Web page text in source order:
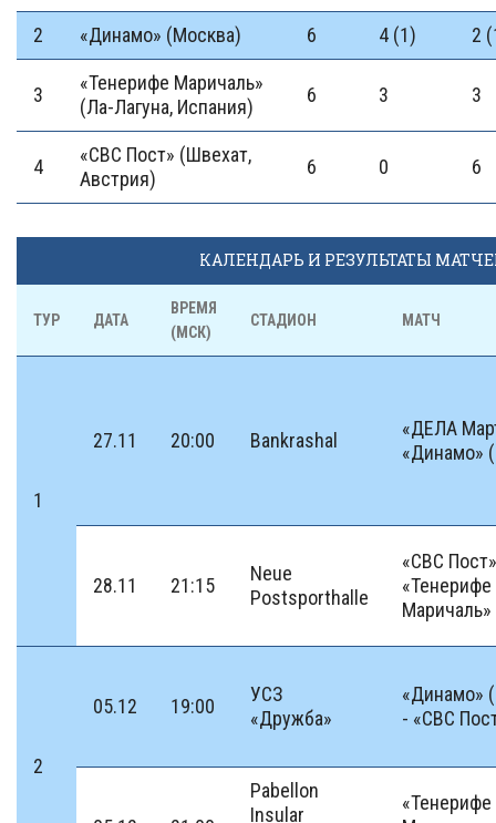
2 «Динамо» (Москва) 6 4 (1) 2
3
«Тенерифе Маричаль»
(Ла-Лагуна, Испания)
6 3 3
4
«СВС Пост» (Швехат,
Австрия)
6 0 6
КАЛЕНДАРЬ И РЕЗУЛЬТАТЫ
ТУР ДАТА
ВРЕМЯ
(МСК)
СТАДИОН МАТЧ
1
27.11 20:00 Bankrashal
«ДЕЛА
«Динамо»
28.11 21:15
Neue
Postsporthalle
«СВС
«Тенерифе
Маричаль»
2
05.12 19:00
УСЗ
«Дружба»
«Динамо»
- «СВС
Pabellon
Insular
«Тенерифе